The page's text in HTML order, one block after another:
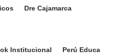
Dre Cajamarca
Institucional Perú Educa